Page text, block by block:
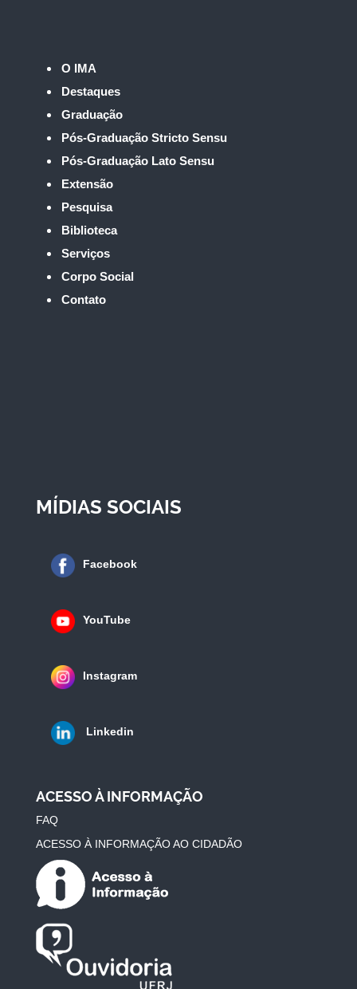
O IMA
Destaques
Graduação
Pós-Graduação Stricto Sensu
Pós-Graduação Lato Sensu
Extensão
Pesquisa
Biblioteca
Serviços
Corpo Social
Contato
MÍDIAS SOCIAIS
Facebook
YouTube
Instagram
Linkedin
ACESSO À INFORMAÇÃO
FAQ
ACESSO À INFORMAÇÃO AO CIDADÃO